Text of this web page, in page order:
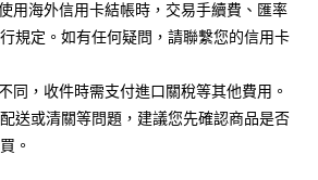
擇欲分期的期數、繳款截止日，確認付款後即完
及費用金額請依後續交易確認頁面所載為準。
前往確認交易或遇審核未通過，訂單將自動取
過狀況，表示未達大哥付你分期系統評分，恕無
，「大哥付你分期」於每月結算日後寄送繳費提
含以上)免運費
含以上)免運費
用海外信用卡結帳時，交易手續費、匯率
規定。如有任何疑問，請聯繫您的信用卡
同，收件時需支付進口關稅等其他費用。
送或清關等問題，建議您先確認商品是否
。